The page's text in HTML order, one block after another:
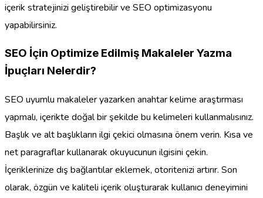
içerik stratejinizi geliştirebilir ve SEO optimizasyonu
yapabilirsiniz.
SEO İçin Optimize Edilmiş Makaleler Yazma
İpuçları Nelerdir?
SEO uyumlu makaleler yazarken anahtar kelime araştırması
yapmalı, içerikte doğal bir şekilde bu kelimeleri kullanmalısınız.
Başlık ve alt başlıkların ilgi çekici olmasına önem verin. Kısa ve
net paragraflar kullanarak okuyucunun ilgisini çekin.
İçeriklerinize dış bağlantılar eklemek, otoritenizi artırır. Son
olarak, özgün ve kaliteli içerik oluşturarak kullanıcı deneyimini